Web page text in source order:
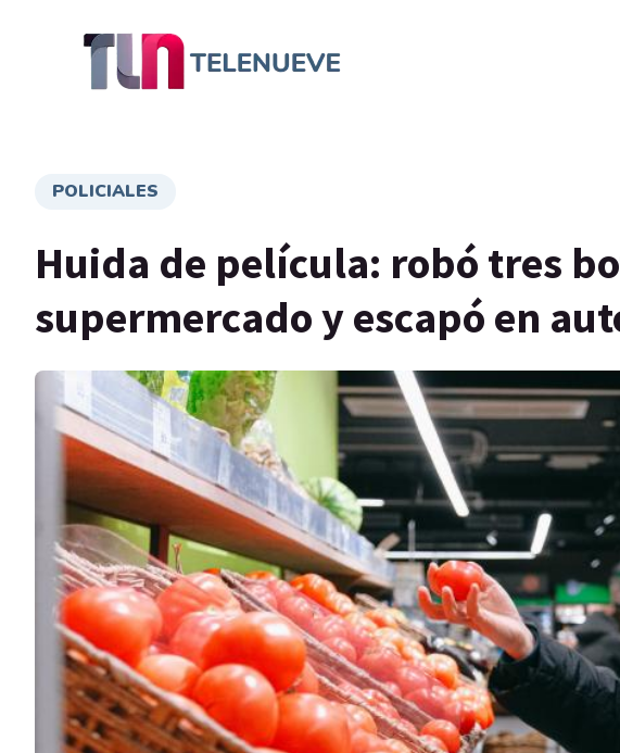
POLICIALES
Huida de película: robó tres
supermercado y escapó en